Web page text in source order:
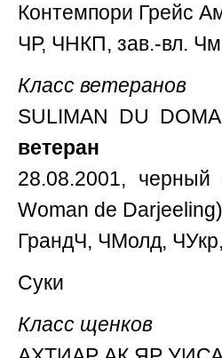
Контемпори Грейс
ЧР, ЧНКП, зав.-вл.
Класс ветеранов
SULIMAN DU
ветеран
28.08.2001,
Woman de Darjeeling)
ГрандЧ, ЧМолд,
Суки
Класс щенков